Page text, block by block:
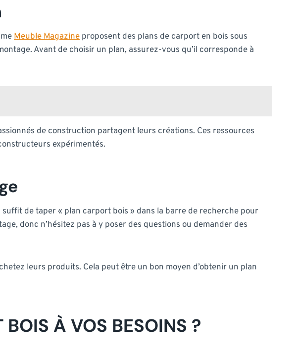
Meuble Magazine proposent des plans de carport en bois sous
Avant de choisir un plan, assurez-vous qu’il corresponde à
de construction partagent leurs créations. Ces ressources
expérimentés.
de taper « plan carport bois » dans la barre de recherche pour
donc n’hésitez pas à y poser des questions ou demander des
leurs produits. Cela peut être un bon moyen d’obtenir un plan
À VOS BESOINS ?